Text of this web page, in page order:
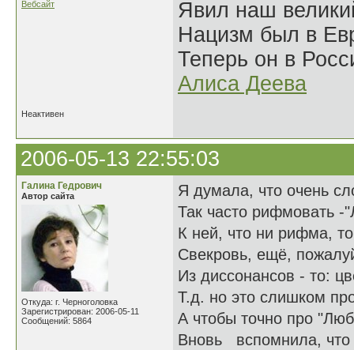
Вебсайт
Явил наш
Нацизм был в
Теперь он в
Алиса Деева
Неактивен
2006-05-13 22:55:03
Галина Гедрович
Автор сайта
Откуда: г. Черноголовка
Зарегистрирован: 2006-05-11
Сообщений: 5864
Я думала, что очень
Так часто рифмовать -
К ней, что ни рифма,
Свекровь, ещё,
Из диссонансов - то:
Т.д. но это слишком
А чтобы точно про
Вновь вспомнила, что